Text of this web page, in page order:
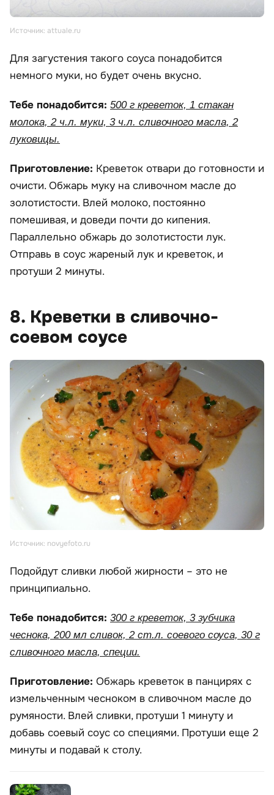
Источник: attuale.ru
Для загустения такого соуса понадобится
немного муки, но будет очень вкусно.
Тебе понадобится: 500 г креветок, 1 стакан
молока, 2 ч.л. муки, 3 ч.л. сливочного масла, 2
луковицы.
Приготовление: Креветок отвари до готовности и
очисти. Обжарь муку на сливочном масле до
золотистости. Влей молоко, постоянно
помешивая, и доведи почти до кипения.
Параллельно обжарь до золотистости лук.
Отправь в соус жареный лук и креветок, и
протуши 2 минуты.
8. Креветки в сливочно-
соевом соусе
Источник: novyefoto.ru
Подойдут сливки любой жирности – это не
принципиально.
Тебе понадобится: 300 г креветок, 3 зубчика
чеснока, 200 мл сливок, 2 ст.л. соевого соуса, 30 г
сливочного масла, специи.
Приготовление: Обжарь креветок в панцирях с
измельченным чесноком в сливочном масле до
румяности. Влей сливки, протуши 1 минуту и
добавь соевый соус со специями. Протуши еще 2
минуты и подавай к столу.